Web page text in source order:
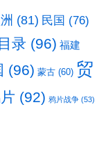
(81) 民国 (76)
目录 (96) 福建
(96) 蒙古 (60) 贸
(92) 鸦片战争 (53)